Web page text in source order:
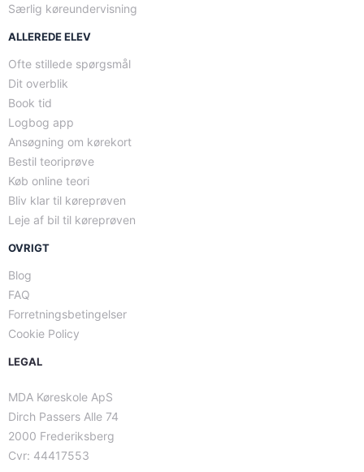
Særlig køreundervisning
ALLEREDE ELEV
Ofte stillede spørgsmål
Dit overblik
Book tid
Logbog app
Ansøgning om kørekort
Bestil teoriprøve
Køb online teori
Bliv klar til køreprøven
Leje af bil til køreprøven
OVRIGT
Blog
FAQ
Forretningsbetingelser
Cookie Policy
LEGAL
MDA Køreskole ApS
Dirch Passers Alle 74
2000 Frederiksberg
Cvr: 44417553